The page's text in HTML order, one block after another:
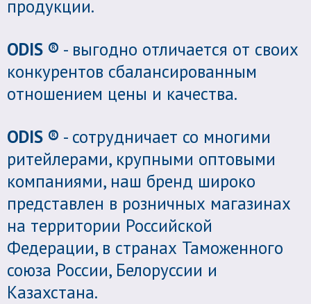
продукции.
ODIS ® - выгодно отличается от своих
конкурентов сбалансированным
отношением цены и качества.
ODIS ® - сотрудничает со многими
ритейлерами, крупными оптовыми
компаниями, наш бренд широко
представлен в розничных магазинах
на территории Российской
Федерации, в странах Таможенного
союза России, Белоруссии и
Казахстана.